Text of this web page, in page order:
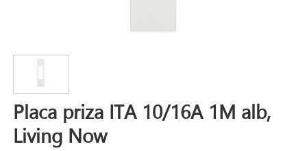
Placa priza ITA 10/16A 1M alb,
Living Now